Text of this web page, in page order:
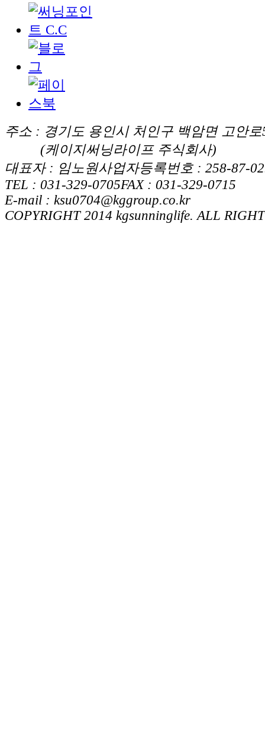
주소 : 경기도 용인시 처인구 백암면 고안로
(케이지써닝라이프 주식회사)
대표자 : 임노원사업자등록번호 : 258-87-
TEL : 031-329-0705FAX : 031-329-0715
E-mail : ksu0704@kggroup.co.kr
COPYRIGHT 2014 kgsunninglife. ALL